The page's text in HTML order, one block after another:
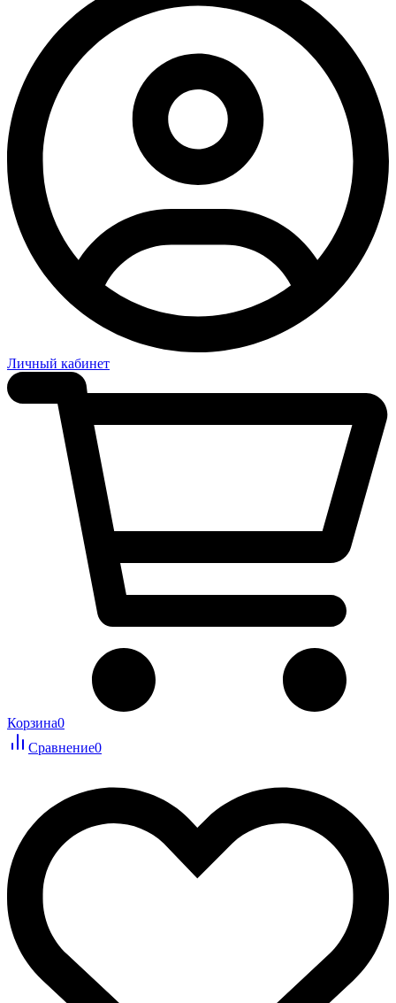
Личный кабинет
Корзина0
Сравнение0